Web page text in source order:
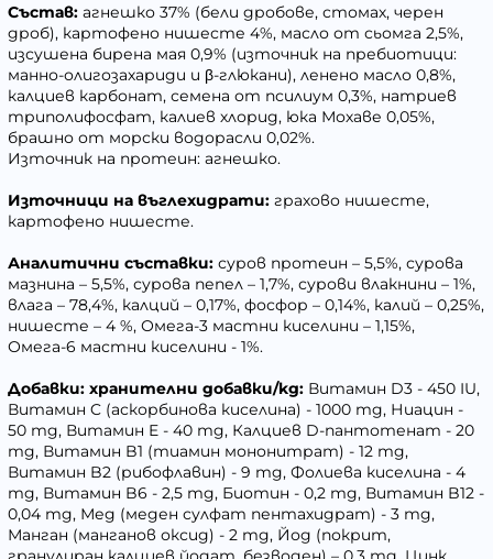
Състав: агнешко 37% (бели дробове, стомах, черен
дроб), картофено нишесте 4%, масло от сьомга 2,5%,
изсушена бирена мая 0,9% (източник на пребиотици:
манно-олигозахариди и β-глюкани), ленено масло 0,8%,
калциев карбонат, семена от псилиум 0,3%, натриев
триполифосфат, калиев хлорид, юка Мохаве 0,05%,
брашно от морски водорасли 0,02%.
Източник на протеин: агнешко.
Източници на въглехидрати: грахово нишесте,
картофено нишесте.
Аналитични съставки: суров протеин – 5,5%, сурова
мазнина – 5,5%, сурова пепел – 1,7%, сурови влакнини – 1%,
влага – 78,4%, калций – 0,17%, фосфор – 0,14%, калий – 0,25%,
нишесте – 4 %, Омега-3 мастни киселини – 1,15%,
Омега-6 мастни киселини - 1%.
Добавки: хранителни добавки/kg: Витамин D3 - 450 IU,
Витамин C (аскорбинова киселина) - 1000 mg, Ниацин -
50 mg, Витамин E - 40 mg, Калциев D-пантотенат - 20
mg, Витамин B1 (тиамин мононитрат) - 12 mg,
Витамин B2 (рибофлавин) - 9 mg, Фолиева киселина - 4
mg, Витамин B6 - 2,5 mg, Биотин - 0,2 mg, Витамин B12 -
0,04 mg, Мед (меден сулфат пентахидрат) - 3 mg,
Манган (манганов оксид) - 2 mg, Йод (покрит,